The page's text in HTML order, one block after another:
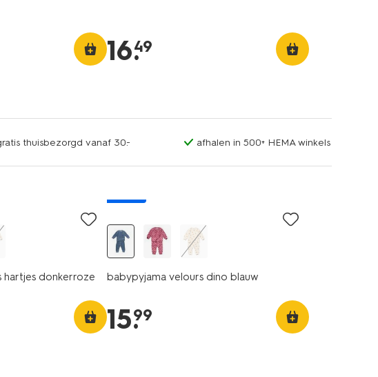
16.
49
thuisbezorgd vanaf 30.- afhalen in 500+ HEMA winkels
hartjes donkerroze babypyjama velours dino blauw
15.
99